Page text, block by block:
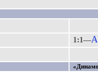
1:1—